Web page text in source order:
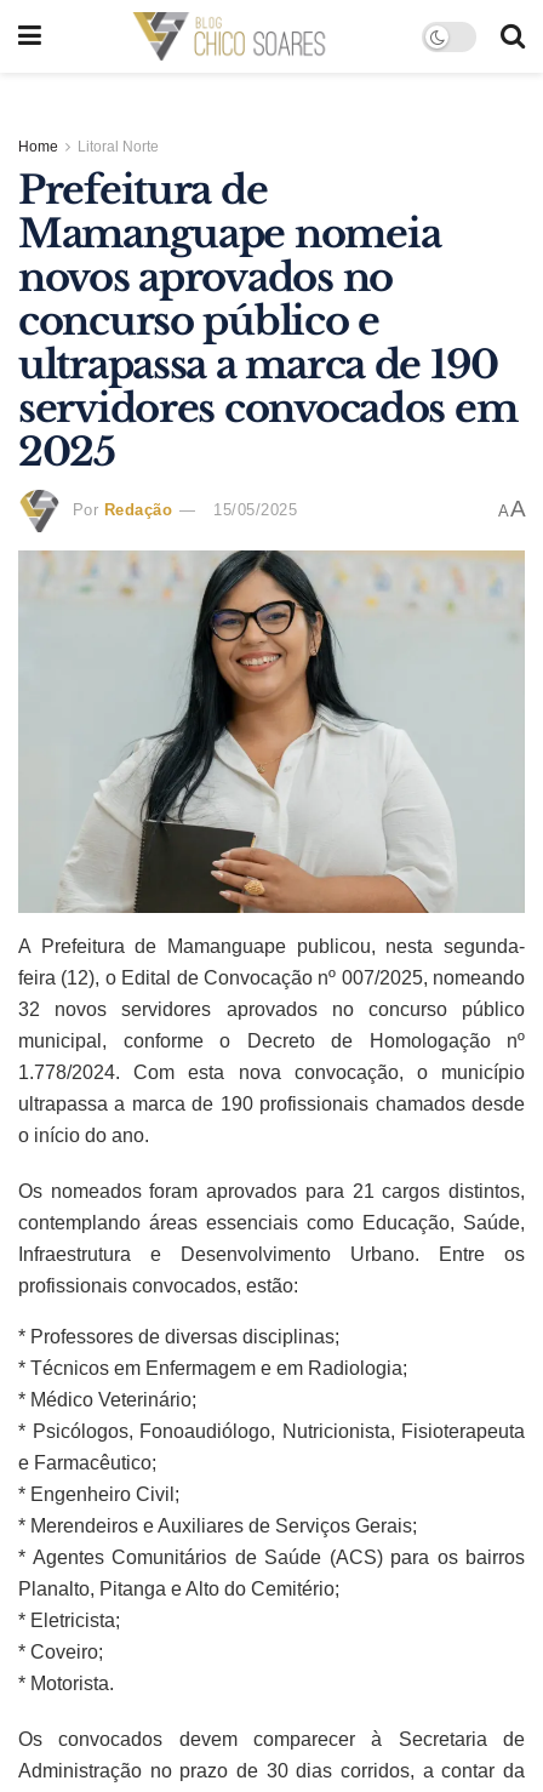
Home Litoral Norte
Prefeitura de
Mamanguape nomeia
novos aprovados no
concurso público e
ultrapassa a marca de 190
servidores convocados em
2025
Por Redação 15/05/2025 AA
A Prefeitura de Mamanguape publicou, nesta segunda-
feira (12), o Edital de Convocação nº 007/2025, nomeando
32 novos servidores aprovados no concurso público
municipal, conforme o Decreto de Homologação nº
1.778/2024. Com esta nova convocação, o município
ultrapassa a marca de 190 profissionais chamados desde
o início do ano.
Os nomeados foram aprovados para 21 cargos distintos,
contemplando áreas essenciais como Educação, Saúde,
Infraestrutura e Desenvolvimento Urbano. Entre os
profissionais convocados, estão:
* Professores de diversas disciplinas;
* Técnicos em Enfermagem e em Radiologia;
* Médico Veterinário;
* Psicólogos, Fonoaudiólogo, Nutricionista, Fisioterapeuta
e Farmacêutico;
* Engenheiro Civil;
* Merendeiros e Auxiliares de Serviços Gerais;
* Agentes Comunitários de Saúde (ACS) para os bairros
Planalto, Pitanga e Alto do Cemitério;
* Eletricista;
* Coveiro;
* Motorista.
Os convocados devem comparecer à Secretaria de
Administração no prazo de 30 dias corridos, a contar da